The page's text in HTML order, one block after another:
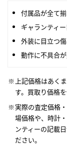
付属品が全て
ギャランティ
外装に目立つ
動作に不具合
上記価格はあく
す。買取り価格
実際の査定価格
場価格や、時計
ンティーの記載
ださい。